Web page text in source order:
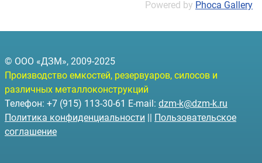
Powered by Phoca Gallery
© ООО «ДЗМ», 2009-2025
Производство емкостей, резервуаров, силосов и
различных металлоконструкций
Телефон: +7 (915) 113-30-61 E-mail: dzm-k@dzm-k.ru
Политика конфиденциальности
Пользовательское
соглашение